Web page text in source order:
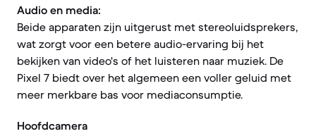
Audio en media:
Beide apparaten zijn uitgerust met stereoluidsprekers,
wat zorgt voor een betere audio-ervaring bij het
bekijken van video's of het luisteren naar muziek. De
Pixel 7 biedt over het algemeen een voller geluid met
meer merkbare bas voor mediaconsumptie.
Hoofdcamera